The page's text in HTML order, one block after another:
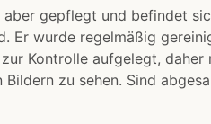
gepflegt und befindet
Er wurde regelmäßig
Kontrolle aufgelegt, daher
zu sehen. Sind